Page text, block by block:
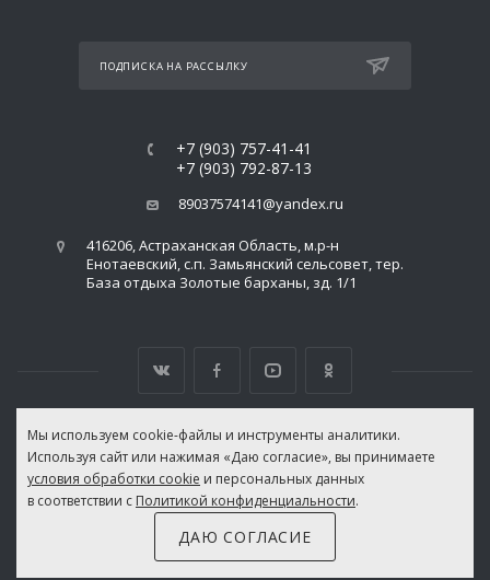
ПОДПИСКА НА РАССЫЛКУ
+7 (903) 757-41-41
+7 (903) 792-87-13
89037574141@yandex.ru
416206, Астраханская Область, м.р-н
Енотаевский, с.п. Замьянский сельсовет, тер.
База отдыха Золотые барханы, зд. 1/1
ПОЛИТИКА КОНФИДЕНЦИАЛЬНОСТИ| ПОЛИТИКА ИСПОЛЬЗОВАНИЯ ФАЙЛОВ
COOKIE
© 2026 "Золотые Барханы" Все права защищены.
Мы используем cookie-файлы и инструменты аналитики.
Используя сайт или нажимая «Даю согласие», вы принимаете
условия обработки cookie и персональных данных
в соответствии с Политикой конфиденциальности.
ДАЮ СОГЛАСИЕ